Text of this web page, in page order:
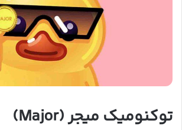
توکنومیک میجر (Major)